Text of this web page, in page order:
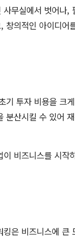
무실에서 벗어나,
창의적인 아이디어
기 투자 비용을 크
분산시킬 수 있어
비즈니스를 시작
은 비즈니스에 큰